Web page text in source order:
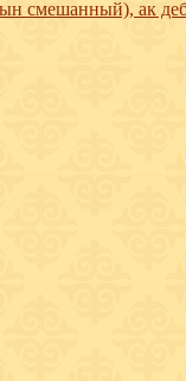
смешанный), ак